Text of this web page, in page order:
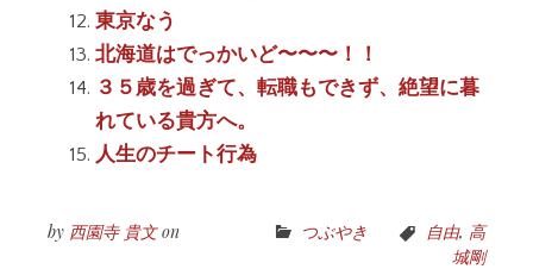
東京なう
北海道はでっかいど〜〜〜！！
３５歳を過ぎて、転職もできず、絶望に暮
れている貴方へ。
人生のチート行為
by 西園寺 貴文on つぶやき 自由, 高
城剛